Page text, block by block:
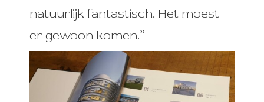
natuurlijk fantastisch. Het moest
er gewoon komen.”